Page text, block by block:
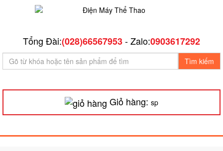
Tổng Đài:(028)66567953- Zalo:0903617292
Tìm kiếm
Giỏ hàng: sp